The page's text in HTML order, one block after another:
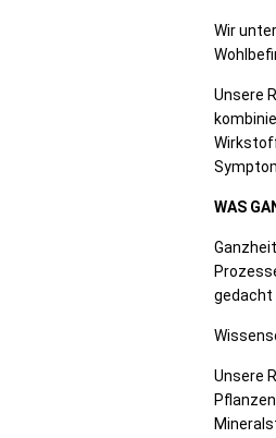
Wir
Unsere
WAS
gedacht
Unsere